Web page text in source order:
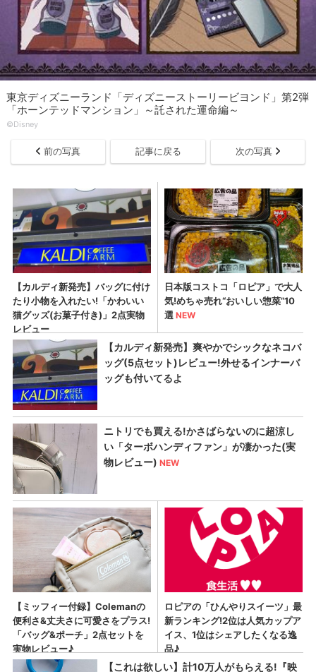
東京ディズニーランド「ディズニーストーリービヨンド」第2弾
「ホーンテッドマンション」～託された運命編～
©Disney
前の写真 記事に戻る 次の写真